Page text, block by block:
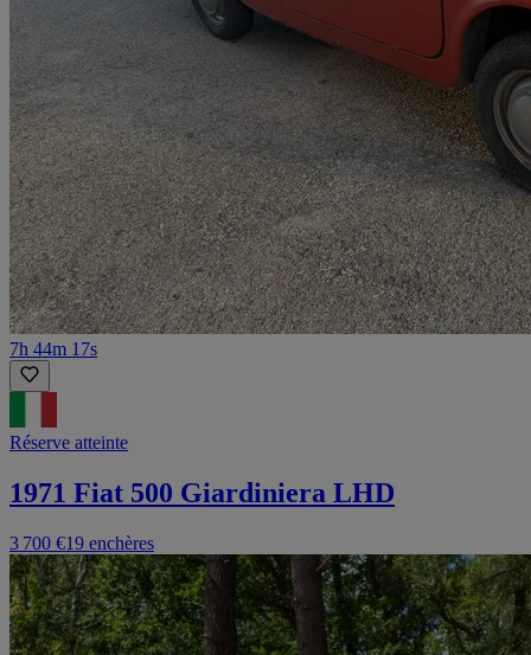
7h 44m 17s
Réserve atteinte
1971 Fiat 500 Giardiniera LHD
3 700 €19 enchères